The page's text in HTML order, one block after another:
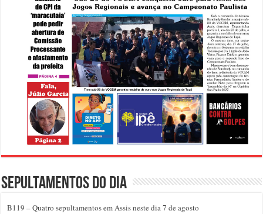
Sepultamentos do dia
B119 – Quatro sepultamentos em Assis neste dia 7 de agosto